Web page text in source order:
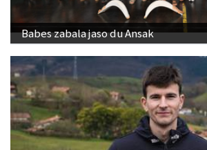
Babes zabala jaso du Ansak